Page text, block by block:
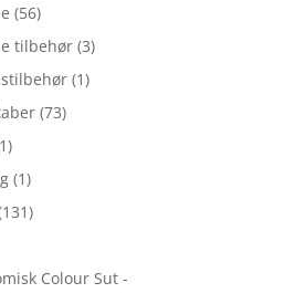
(56)
tilbehør (3)
(1)
(73)
(1)
Colour Sut -